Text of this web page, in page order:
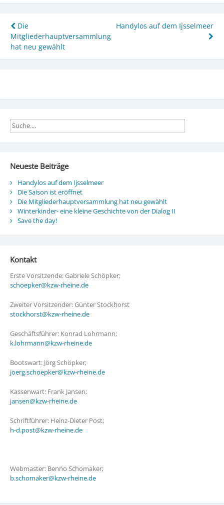
Beitragsnavigation
Die
Mitgliederhauptversammlung
hat neu gewählt
Handylos auf dem Ijsselmeer
Neueste Beiträge
Handylos auf dem Ijsselmeer
Die Saison ist eröffnet
Die Mitgliederhauptversammlung hat neu gewählt
Winterkinder- eine kleine Geschichte von der Dialog II
Save the day!
Kontakt
Erste Vorsitzende: Gabriele Schöpker;
schoepker@kzw-rheine.de
Zweiter Vorsitzender: Günter Stockhorst
stockhorst@kzw-rheine.de
Geschäftsführer: Konrad Lohrmann;
k.lohrmann@kzw-rheine.de
Bootswart: Jörg Schöpker;
joerg.schoepker@kzw-rheine.de
Kassenwart: Frank Jansen;
jansen@kzw-rheine.de
Schriftführer: Heinz-Dieter Post;
h-d.post@kzw-rheine.de
Webmaster: Benno Schomaker;
b.schomaker@kzw-rheine.de